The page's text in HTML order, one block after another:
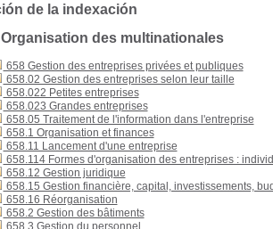
de la indexación
Organisation des multinationales
658 Gestion des entreprises privées et publiques
658.02 Gestion des entreprises selon leur taille
658.022 Petites entreprises
658.023 Grandes entreprises
658.05 Traitement de l'information dans l'entreprise
658.1 Organisation et finances
658.11 Lancement d'une entreprise
658.114 Formes d'organisation des entreprises :
658.12 Gestion juridique
658.15 Gestion financière, capital, investissements,
658.16 Réorganisation
658.2 Gestion des bâtiments
658.3 Gestion du personnel